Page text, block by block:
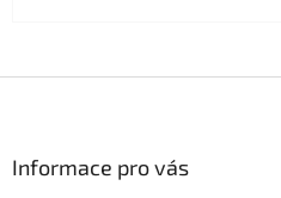
Informace pro vás